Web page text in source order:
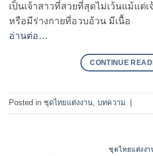
เป็นเจ้าสาวที่สวยที่สุดไม่เว้นแม้แต่
หรือมีร่างกายที่อวบอ้วน มีเนื้อ
อ่านต่อ…
CONTINUE
Posted in ชุดไทยแต่งงาน บทความ
ชุดไทยแต่งงา